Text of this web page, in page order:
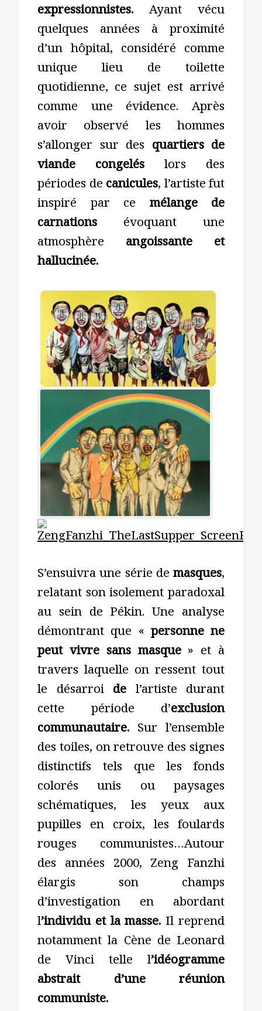
expressionnistes. Ayant vécu
quelques années à proximité
d’un hôpital, considéré comme
unique lieu de toilette
quotidienne, ce sujet est arrivé
comme une évidence. Après
avoir observé les hommes
s’allonger sur des quartiers de
viande congelés lors des
périodes de canicules, l’artiste fut
inspiré par ce mélange de
carnations évoquant une
atmosphère angoissante et
hallucinée.
S’ensuivra une série de masques,
relatant son isolement paradoxal
au sein de Pékin. Une analyse
démontrant que « personne ne
peut vivre sans masque» et à
travers laquelle on ressent tout
le désarroide l’artiste durant
cette période d’exclusion
communautaire. Sur l’ensemble
des toiles, on retrouve des signes
distinctifs tels que les fonds
colorés unis ou paysages
schématiques, les yeux aux
pupilles en croix, les foulards
rouges communistes…Autour
des années 2000, Zeng Fanzhi
élargis son champs
d’investigation en abordant
l’individu et la masse. Il reprend
notamment la Cène de Leonard
de Vinci telle l’idéogramme
abstrait d’une réunion
communiste.